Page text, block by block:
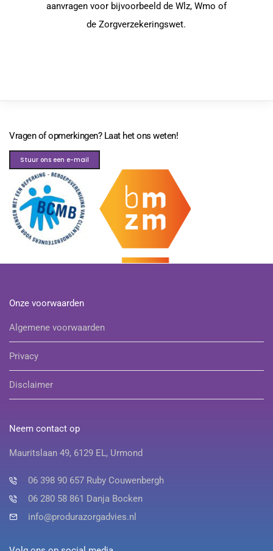
aanvragen voor bijvoorbeeld de Wlz, Wmo of
de Zorgverzekeringswet.
Vragen of opmerkingen? Laat het ons weten!
Stuur ons een e-mail
Onze voorwaarden
Algemene voorwaarden
Privacy
Disclaimer
Neem contact op
Mauritslaan 49, 6129 EL, Urmond
06 398 90 657 Ruby Couwenbergh
06 280 58 861 Danja Bocken
info@produrazorgadvies.nl